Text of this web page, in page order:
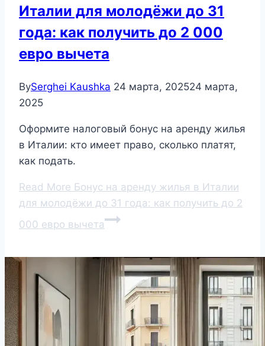
Италии для молодёжи до 31
года: как получить до 2 000
евро вычета
BySerghei Kaushka 24 марта, 202524 марта,
2025
Оформите налоговый бонус на аренду жилья
в Италии: кто имеет право, сколько платят,
как подать.
Read More Бонус на аренду жилья в Италии
для молодёжи до 31 года: как получить до 2
000 евро вычета